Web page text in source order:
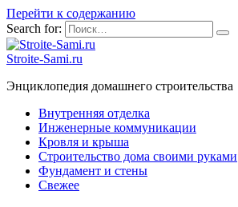
Перейти к содержанию
Search for:
Stroite-Sami.ru
Энциклопедия домашнего строительства
Внутренняя отделка
Инженерные коммуникации
Кровля и крыша
Строительство дома своими руками
Фундамент и стены
Свежее